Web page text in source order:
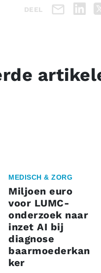
DEEL
MEDISCH & ZORG
Miljoen euro
voor LUMC-
onderzoek naar
inzet AI bij
diagnose
baarmoederkan
ker